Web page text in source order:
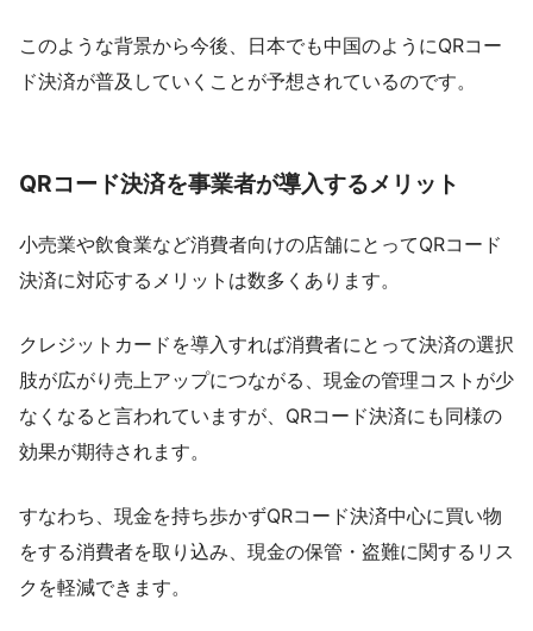
このような背景から今後、日本でも中国のようにQRコー
ド決済が普及していくことが予想されているのです。
QRコード決済を事業者が導入するメリット
小売業や飲食業など消費者向けの店舗にとってQRコード
決済に対応するメリットは数多くあります。
クレジットカードを導入すれば消費者にとって決済の選択
肢が広がり売上アップにつながる、現金の管理コストが少
なくなると言われていますが、QRコード決済にも同様の
効果が期待されます。
すなわち、現金を持ち歩かずQRコード決済中心に買い物
をする消費者を取り込み、現金の保管・盗難に関するリス
クを軽減できます。